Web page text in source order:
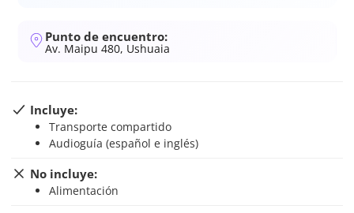
Punto de encuentro:
Av. Maipu 480, Ushuaia
Incluye:
Transporte compartido
Audioguía (español e inglés)
No incluye:
Alimentación